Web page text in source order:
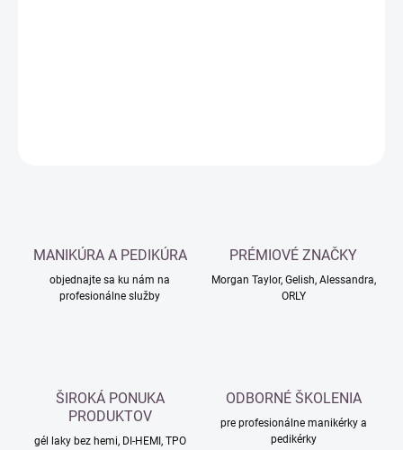
MANIKÚRA A PEDIKÚRA
objednajte sa ku nám na
profesionálne služby
PRÉMIOVÉ ZNAČKY
Morgan Taylor, Gelish, Alessandra,
ORLY
ŠIROKÁ PONUKA
PRODUKTOV
gél laky bez hemi, DI-HEMI, TPO
ODBORNÉ ŠKOLENIA
pre profesionálne manikérky a
pedikérky